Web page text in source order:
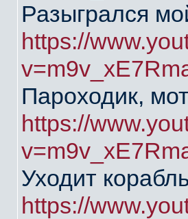
Разыгрался
https://
Пароходик,
https://
Уходит
https://